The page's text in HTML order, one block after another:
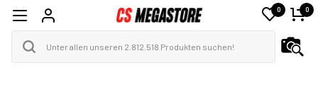
0 0